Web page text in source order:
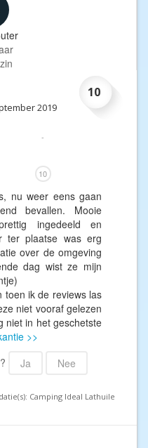
10
2019
-
10
nu weer eens gaan
bevallen. Mooie
ingedeeld en
ter plaatse was erg
over de omgeving
dag wist ze mijn
toen ik de reviews las
niet vooraf gelezen
niet in het geschetste
>>
Ja Nee
Camping ldeal Lathuile